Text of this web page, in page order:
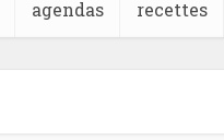
agendas recettes